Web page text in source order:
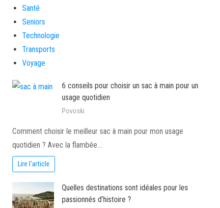
Santé
Seniors
Technologie
Transports
Voyage
6 conseils pour choisir un sac à main pour un
usage quotidien
Povoski
Comment choisir le meilleur sac à main pour mon usage
quotidien ? Avec la flambée…
Lire l'article
Quelles destinations sont idéales pour les
passionnés d’histoire ?